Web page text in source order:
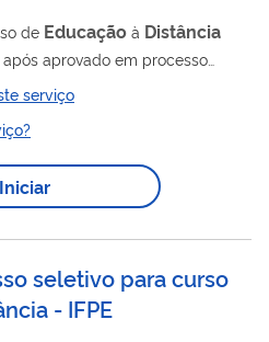
de Educação à Distância
aprovado em processo
escolhido por meio deste
serviço
Iniciar
seletivo para curso
- IFPE